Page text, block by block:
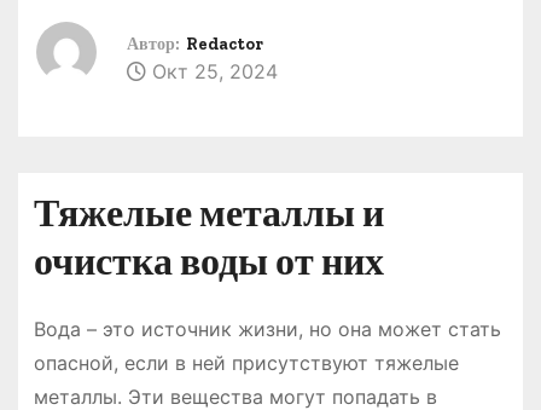
Автор: Redactor
Окт 25, 2024
Тяжелые металлы и
очистка воды от них
Вода – это источник жизни, но она может стать
опасной, если в ней присутствуют тяжелые
металлы. Эти вещества могут попадать в